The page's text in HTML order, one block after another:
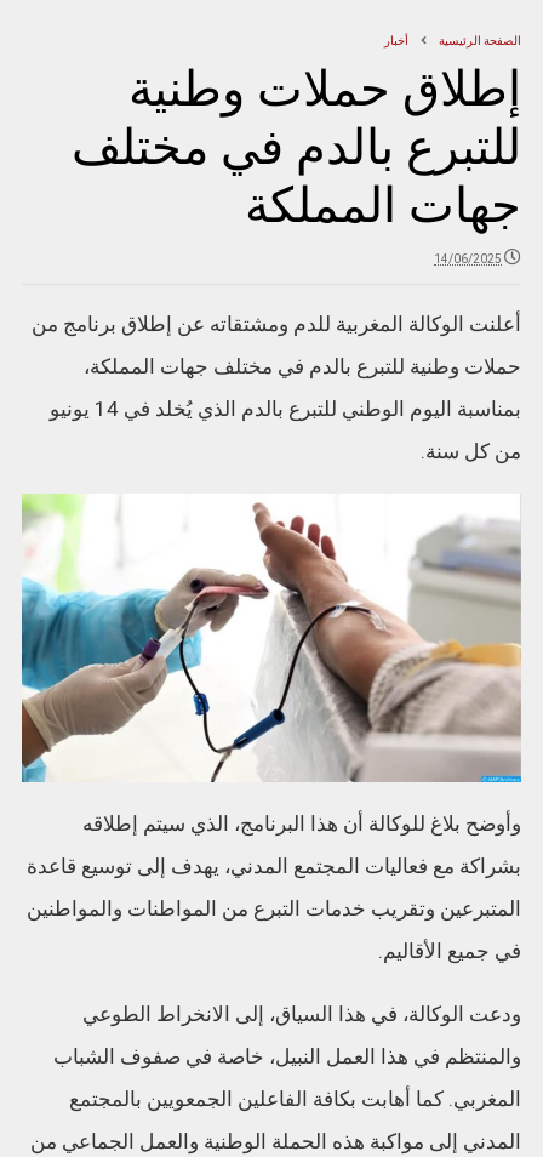
الصفحة الرئيسية أخبار
إطلاق حملات وطنية
للتبرع بالدم في مختلف
جهات المملكة
14/06/2025
أعلنت الوكالة المغربية للدم ومشتقاته عن إطلاق برنامج من
حملات وطنية للتبرع بالدم في مختلف جهات المملكة،
بمناسبة اليوم الوطني للتبرع بالدم الذي يُخلد في 14 يونيو
من كل سنة.
وأوضح بلاغ للوكالة أن هذا البرنامج، الذي سيتم إطلاقه
بشراكة مع فعاليات المجتمع المدني، يهدف إلى توسيع قاعدة
المتبرعين وتقريب خدمات التبرع من المواطنات والمواطنين
في جميع الأقاليم.
ودعت الوكالة، في هذا السياق، إلى الانخراط الطوعي
والمنتظم في هذا العمل النبيل، خاصة في صفوف الشباب
المغربي. كما أهابت بكافة الفاعلين الجمعويين بالمجتمع
المدني إلى مواكبة هذه الحملة الوطنية والعمل الجماعي من